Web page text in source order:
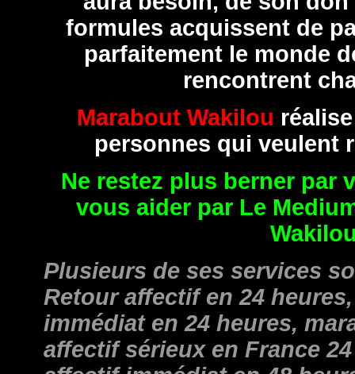
formules acquissent de
parfaitement le monde
rencontrent
Marabout Wakilou
personnes qui veulent
Ne restez plus berner par
vous aider par Le
Plusieurs de ses services
Retour affectif en 24
immédiat en 24 heures,
affectif sérieux en France